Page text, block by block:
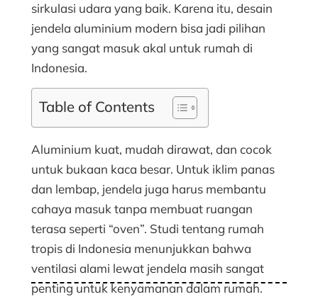
sirkulasi udara yang baik. Karena itu, desain
jendela aluminium modern bisa jadi pilihan
yang sangat masuk akal untuk rumah di
Indonesia.
Table of Contents
Aluminium kuat, mudah dirawat, dan cocok
untuk bukaan kaca besar. Untuk iklim panas
dan lembap, jendela juga harus membantu
cahaya masuk tanpa membuat ruangan
terasa seperti “oven”. Studi tentang rumah
tropis di Indonesia menunjukkan bahwa
ventilasi alami lewat jendela masih sangat
penting untuk kenyamanan dalam rumah.